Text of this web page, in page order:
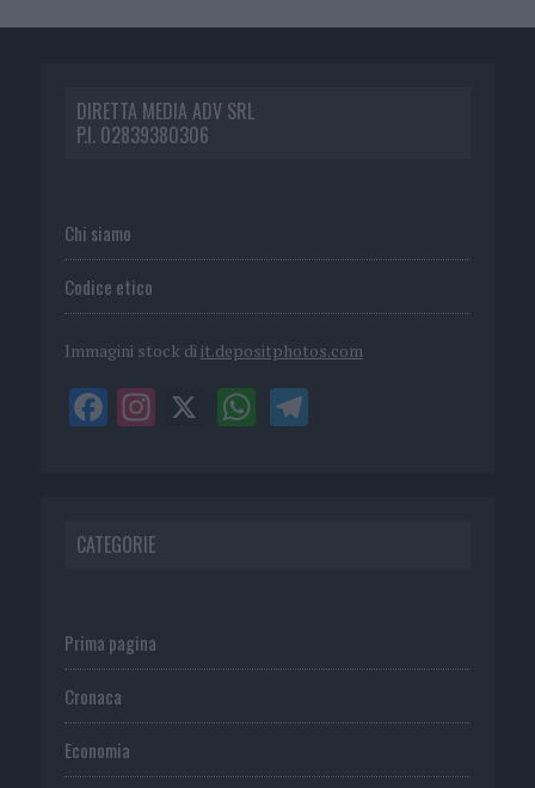
DIRETTA MEDIA ADV SRL
P.I. 02839380306
Chi siamo
Codice etico
Immagini stock di it.depositphotos.com
CATEGORIE
Prima pagina
Cronaca
Economia